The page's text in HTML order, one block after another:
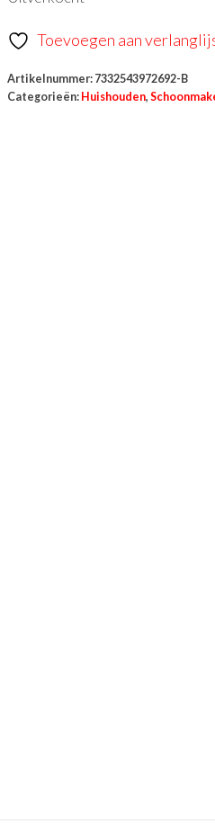
Toevoegen aan
Artikelnummer: 7332543972692-B
Categorieën: Huishouden,